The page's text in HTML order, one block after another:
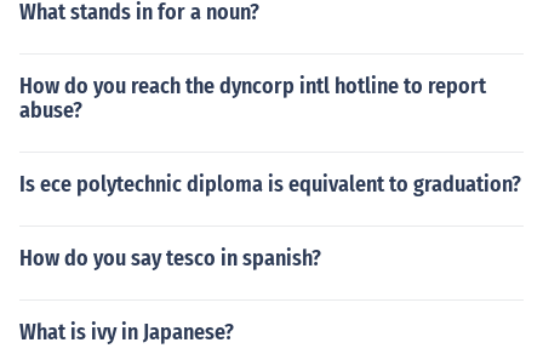
What stands in for a noun?
How do you reach the dyncorp intl hotline to report
abuse?
Is ece polytechnic diploma is equivalent to graduation?
How do you say tesco in spanish?
What is ivy in Japanese?